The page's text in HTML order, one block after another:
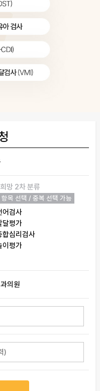
망 2차 분류
항목 선택 / 중복 선택 가능
어검사
달평가
합심리검사
이평가
의원